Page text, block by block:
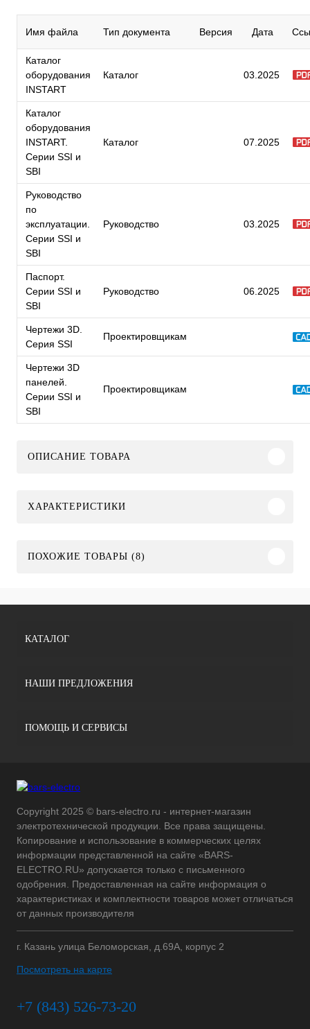
Имя файла Тип документа Версия Дата
Каталог
оборудования
INSTART
Каталог 03.2025
Каталог
оборудования
INSTART.
Серии SSI и
SBI
Каталог 07.2025
Руководство
по
эксплуатации.
Серии SSI и
SBI
Руководство 03.2025
Паспорт.
Серии SSI и
SBI
Руководство 06.2025
Чертежи 3D.
Серия SSI
Проектировщикам
Чертежи 3D
панелей.
Серии SSI и
SBI
Проектировщикам
ОПИСАНИЕ ТОВАРА
ХАРАКТЕРИСТИКИ
ПОХОЖИЕ ТОВАРЫ (8)
КАТАЛОГ
НАШИ ПРЕДЛОЖЕНИЯ
ПОМОЩЬ И СЕРВИСЫ
Copyright 2025 © bars-electro.ru - интернет-магазин
электротехнической продукции. Все права защищены.
Копирование и использование в коммерческих целях
информации представленной на сайте «BARS-
ELECTRO.RU» допускается только с письменного
одобрения. Предоставленная на сайте информация о
характеристиках и комплектности товаров может отличаться
от данных производителя
г. Казань улица Беломорская, д.69А, корпус 2
Посмотреть на карте
+7 (843) 526-73-20